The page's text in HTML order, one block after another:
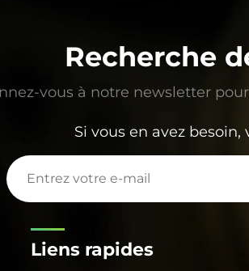
Recherche
vous à notre newsletter
Si vous en avez
Liens rapides